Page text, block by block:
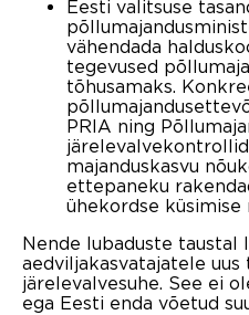
Eesti valitsuse
vähendada
tegevused
tõhusamaks.
PRIA ning
majanduskasvu
ettepaneku
ühekordse küsimise
Nende lubaduste taustal
aedviljakasvatajatele uus
järelevalvesuhe. See ei
ega Eesti enda võetud